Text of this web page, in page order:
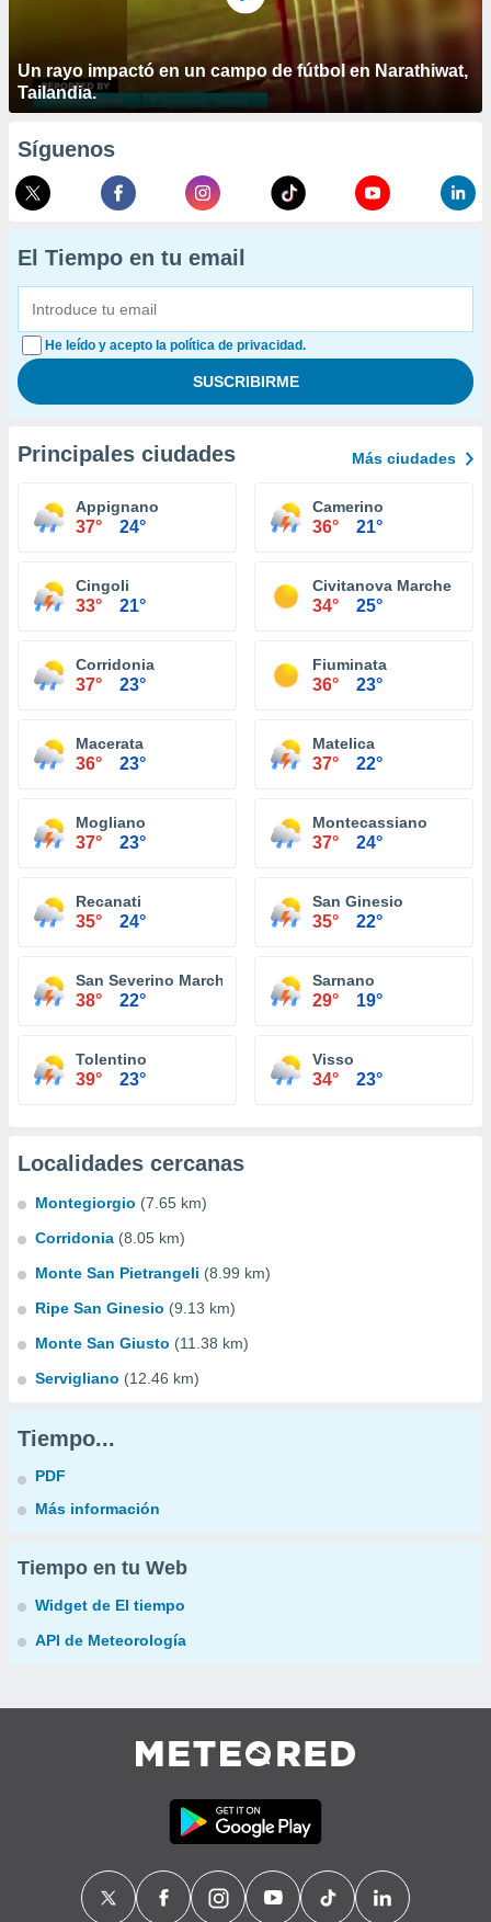
Un rayo impactó en un campo de fútbol en Narathiwat,
Tailandia.
Síguenos
El Tiempo en tu email
He leído y acepto la política de privacidad.
Principales ciudades Más ciudades
Appignano
37° 24°
Camerino
36° 21°
Cingoli
33° 21°
Civitanova Marche
34° 25°
Corridonia
37° 23°
Fiuminata
36° 23°
Macerata
36° 23°
Matelica
37° 22°
Mogliano
37° 23°
Montecassiano
37° 24°
Recanati
35° 24°
San Ginesio
35° 22°
San Severino Marche
38° 22°
Sarnano
29° 19°
Tolentino
39° 23°
Visso
34° 23°
Localidades cercanas
Montegiorgio (7.65 km)
Corridonia (8.05 km)
Monte San Pietrangeli (8.99 km)
Ripe San Ginesio (9.13 km)
Monte San Giusto (11.38 km)
Servigliano (12.46 km)
Tiempo...
PDF
Más información
Tiempo en tu Web
Widget de El tiempo
API de Meteorología